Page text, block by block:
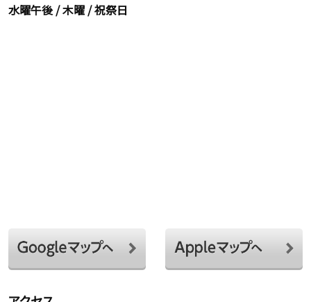
水曜午後 / 木曜 / 祝祭日